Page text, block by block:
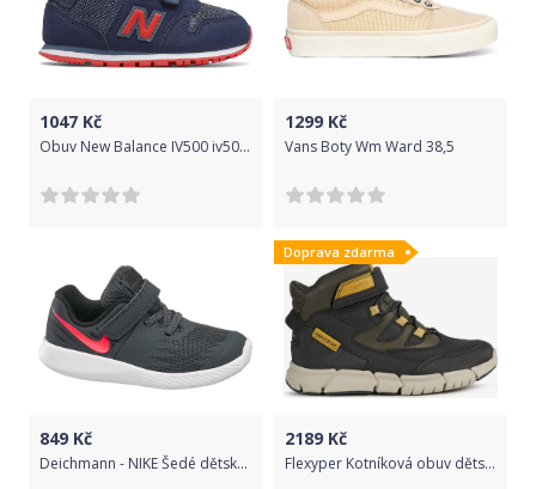
1047 Kč
Obuv New Balance IV500 iv500-tpn Velikost 20
1299 Kč
Vans Boty Wm Ward 38,5
849 Kč
Deichmann - NIKE Šedé dětské tenisky na suchý zip Nike Star Runner 23.5 černá
Doprava zdarma
2189 Kč
Flexyper Kotníková obuv dětská Geox | Černá | Chlapecké | 35